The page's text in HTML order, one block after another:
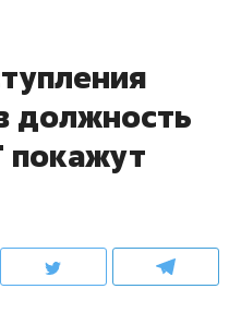
должность
покажут